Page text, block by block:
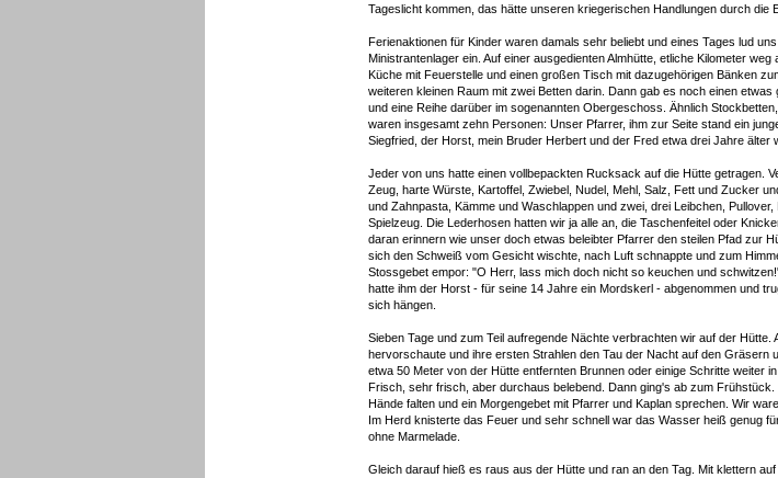
Tageslicht kommen, das hätte unseren kriegerischen Handlungen durch die
Ferienaktionen für Kinder waren damals sehr beliebt und eines Tages lud
Ministrantenlager ein. Auf einer ausgedienten Almhütte, etliche Kilometer
Küche mit Feuerstelle und einen großen Tisch mit dazugehörigen Bänken
weiteren kleinen Raum mit zwei Betten darin. Dann gab es noch einen
und eine Reihe darüber im sogenannten Obergeschoss. Ähnlich
waren insgesamt zehn Personen: Unser Pfarrer, ihm zur Seite stand ein
Siegfried, der Horst, mein Bruder Herbert und der Fred etwa drei Jahre älter
Jeder von uns hatte einen vollbepackten Rucksack auf die Hütte getragen.
Zeug, harte Würste, Kartoffel, Zwiebel, Nudel, Mehl, Salz, Fett und Zucker
und Zahnpasta, Kämme und Waschlappen und zwei, drei Leibchen,
Spielzeug. Die Lederhosen hatten wir ja alle an, die Taschenfeitel oder
daran erinnern wie unser doch etwas beleibter Pfarrer den steilen Pfad zur
sich den Schweiß vom Gesicht wischte, nach Luft schnappte und zum
Stossgebet empor: "O Herr, lass mich doch nicht so keuchen und
hatte ihm der Horst - für seine 14 Jahre ein Mordskerl - abgenommen und
sich hängen.
Sieben Tage und zum Teil aufregende Nächte verbrachten wir auf der
hervorschaute und ihre ersten Strahlen den Tau der Nacht auf den
etwa 50 Meter von der Hütte entfernten Brunnen oder einige Schritte weiter
Frisch, sehr frisch, aber durchaus belebend. Dann ging's ab zum
Hände falten und ein Morgengebet mit Pfarrer und Kaplan sprechen. Wir
Im Herd knisterte das Feuer und sehr schnell war das Wasser heiß genug
ohne Marmelade.
Gleich darauf hieß es raus aus der Hütte und ran an den Tag. Mit klettern